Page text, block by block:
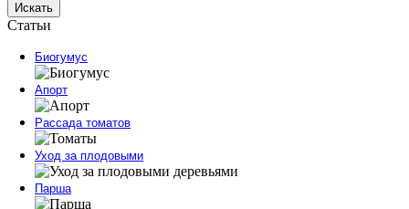
Искать
Статьи
Биогумус
Апорт
Рассада томатов
Уход за плодовыми
Парша